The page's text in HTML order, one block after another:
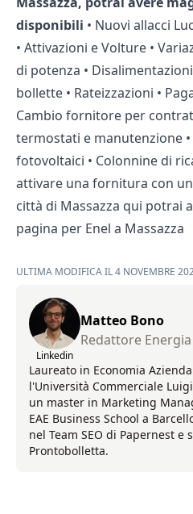
disponibili • Nuovi allacci
• Attivazioni e Volture •
di potenza • Disalimentazioni
bollette • Rateizzazioni •
Cambio fornitore per
termostati e manutenzione
fotovoltaici • Colonnine di
attivare una fornitura con
città di Massazza qui potrai
pagina per Enel a Massazza
ULTIMA MODIFICA IL 4 NOVEMBRE
Linkedin
Matteo Bono
Redattore Energia
Laureato in Economia
l'Università Commerciale
un master in Marketing
EAE Business School a
nel Team SEO di Papernest e
Prontobolletta.